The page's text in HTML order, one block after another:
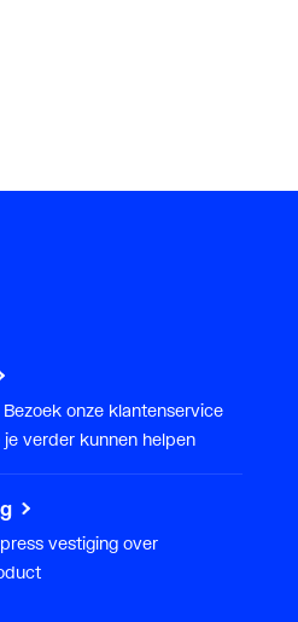
onze klantenservice
verder kunnen helpen
vestiging over